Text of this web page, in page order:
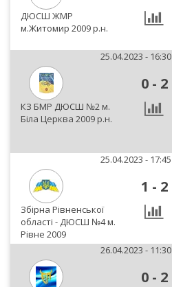
ДЮСШ ЖМР
м.Житомир 2009 р.н.
25.04.2023 - 16:30
0 - 2
КЗ БМР ДЮСШ №2 м.
Біла Церква 2009 р.н.
25.04.2023 - 17:45
1 - 2
Збірна Рівненської
області - ДЮСШ №4 м.
Рівне 2009
26.04.2023 - 11:30
0 - 2